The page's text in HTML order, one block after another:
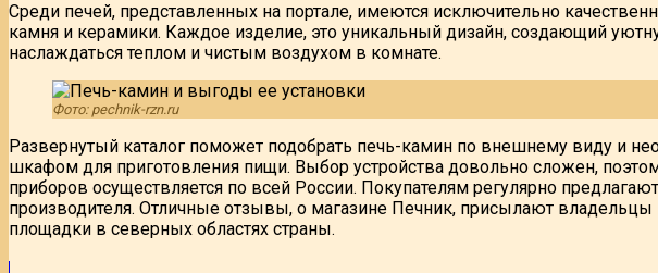
Среди печей, представленных на портале, имеются исключительно
камня и керамики. Каждое изделие, это уникальный дизайн, создающий
наслаждаться теплом и чистым воздухом в комнате.
Фото: pechnik-rzn.ru
Развернутый каталог поможет подобрать печь-камин по внешнему виду и
шкафом для приготовления пищи. Выбор устройства довольно сложен,
приборов осуществляется по всей России. Покупателям регулярно
производителя. Отличные отзывы, о магазине Печник, присылают
площадки в северных областях страны.